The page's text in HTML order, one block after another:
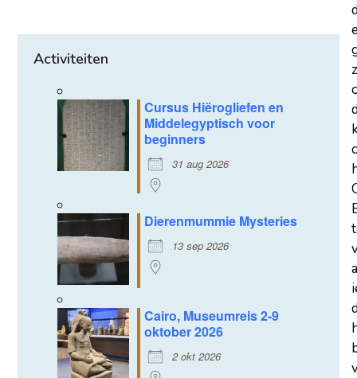
Activiteiten
Cursus Hiërogliefen en
Middelegyptisch voor
beginners
31 aug 2026
Dierenmummie Mysteries
13 sep 2026
Cairo, Museumreis 2-9
oktober 2026
2 okt 2026